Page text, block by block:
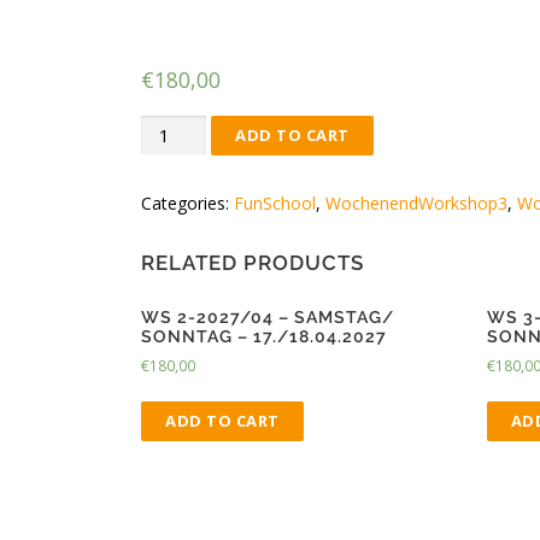
€180,00
WS
-
Sonntag
20./21.02.2027
ADD TO CART
Categories: FunSchool, WochenendWorkshop3,
RELATED PRODUCTS
WS 2-2027/04 – SAMSTAG/
SONNTAG – 17./18.04.2027
€180,00
ADD TO CART
WS
€180,00